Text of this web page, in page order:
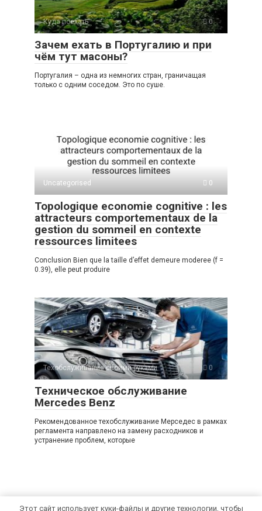
Куда поехать 0
Зачем ехать в Португалию и при
чём тут масоны?
Португалия – одна из немногих стран, граничащая
только с одним соседом. Это по суше.
Uncategorised 0
Topologique economie cognitive : les
attracteurs comportementaux de la
gestion du sommeil en contexte
ressources limitees
Conclusion Bien que la taille d’effet demeure moderee (f =
0.39), elle peut produire
Техобслуживание своими руками 0
Техническое обслуживание
Mercedes Benz
Рекомендованное техобслуживание Мерседес в рамках
регламента направлено на замену расходников и
устранение проблем, которые
Этот сайт использует куки-файлы и другие технологии, чтобы